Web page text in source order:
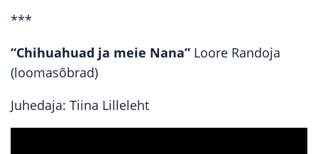
***
“Chihuahuad ja meie Nana” Loore Randoja
(loomasõbrad)
Juhedaja: Tiina Lilleleht